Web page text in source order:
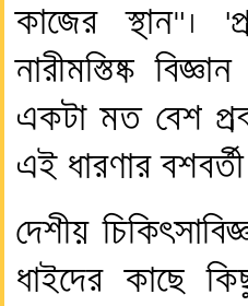
কাজের স্থান"।
নারীমস্তিষ্ক
একটা মত বেশ
এই ধারণার
দেশীয়
ধাইদের কাছে